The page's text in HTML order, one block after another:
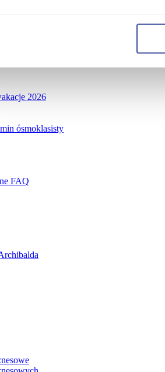
2026
ósmoklasisty
FAQ